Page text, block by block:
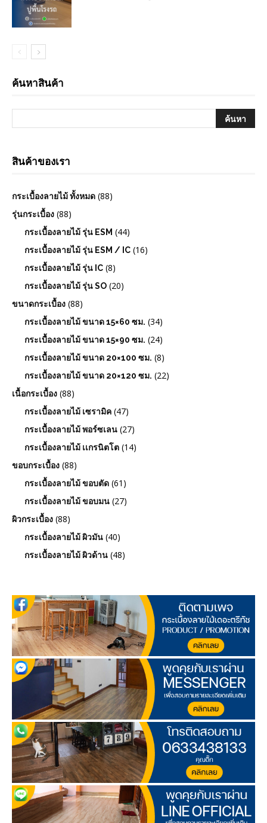
ค้นหาสินค้า
สินค้าของเรา
กระเบื้องลายไม้ ทั้งหมด (88)
รุ่นกระเบื้อง (88)
กระเบื้องลายไม้ รุ่น ESM (44)
กระเบื้องลายไม้ รุ่น ESM / IC (16)
กระเบื้องลายไม้ รุ่น IC (8)
กระเบื้องลายไม้ รุ่น SO (20)
ขนาดกระเบื้อง (88)
กระเบื้องลายไม้ ขนาด 15×60 ซม. (34)
กระเบื้องลายไม้ ขนาด 15×90 ซม. (24)
กระเบื้องลายไม้ ขนาด 20×100 ซม. (8)
กระเบื้องลายไม้ ขนาด 20×120 ซม. (22)
เนื้อกระเบื้อง (88)
กระเบื้องลายไม้ เซรามิค (47)
กระเบื้องลายไม้ พอร์ซเลน (27)
กระเบื้องลายไม้ เเกรนิตโต (14)
ขอบกระเบื้อง (88)
กระเบื้องลายไม้ ขอบตัด (61)
กระเบื้องลายไม้ ขอบมน (27)
ผิวกระเบื้อง (88)
กระเบื้องลายไม้ ผิวมัน (40)
กระเบื้องลายไม้ ผิวด้าน (48)